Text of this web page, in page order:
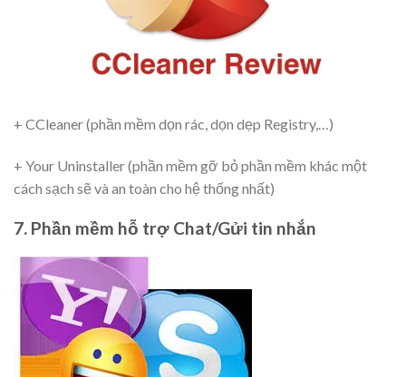
+ CCleaner (phần mềm dọn rác, dọn dẹp Registry,…)
+ Your Uninstaller (phần mềm gỡ bỏ phần mềm khác một
cách sạch sẽ và an toàn cho hệ thống nhất)
7. Phần mềm hỗ trợ Chat/Gửi tin nhắn